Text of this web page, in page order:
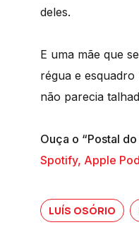
deles.
E uma mãe que
régua e
não parecia
Ouça o “Postal
Spotify, Apple
LUÍS OSÓRIO